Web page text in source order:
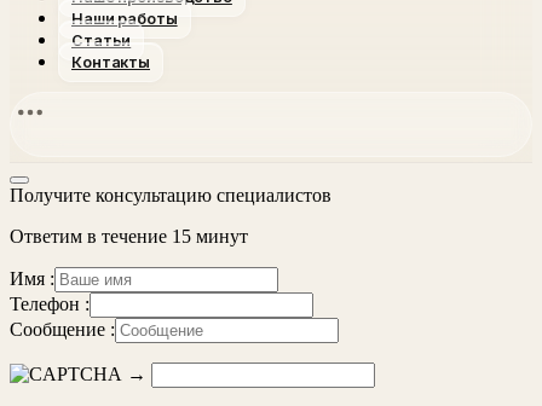
Наши работы
Статьи
Контакты
Получите консультацию специалистов
Ответим в течение 15 минут
Имя :
Телефон :
Сообщение :
→